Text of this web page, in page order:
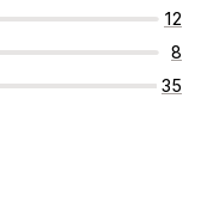
12
8
35